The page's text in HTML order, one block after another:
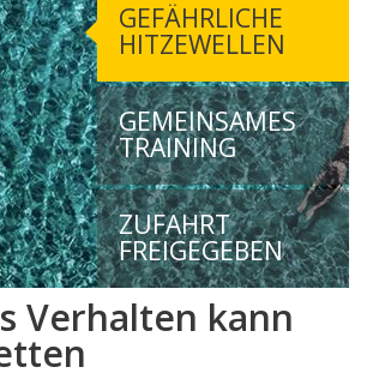
GEFÄHRLICHE
HITZEWELLEN
GEMEINSAMES
TRAINING
ZUFAHRT
FREIGEGEBEN
Verhalten kann